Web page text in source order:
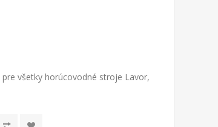
všetky horúcovodné stroje Lavor,